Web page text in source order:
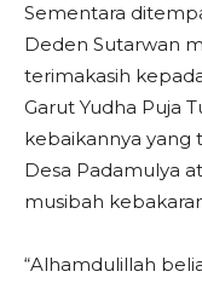
Sementara
Deden Sutarwan
terimakasih
Garut Yudha Puja
kebaikannya yang
Desa Padamulya
musibah
“Alhamdulillah